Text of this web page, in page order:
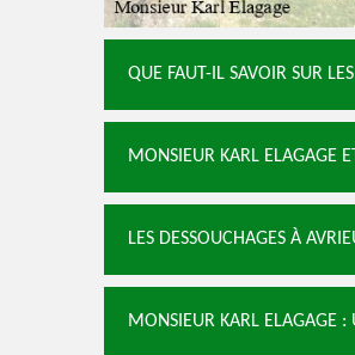
QUE FAUT-IL SAVOIR SUR
MONSIEUR KARL ELAGAGE
LES DESSOUCHAGES À
MONSIEUR KARL ELAGAGE :